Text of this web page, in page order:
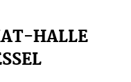
HALLE